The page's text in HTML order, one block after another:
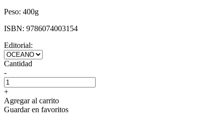
Peso: 400g
ISBN: 9786074003154
Editorial:
Cantidad
-
+
Agregar al carrito
Guardar en favoritos